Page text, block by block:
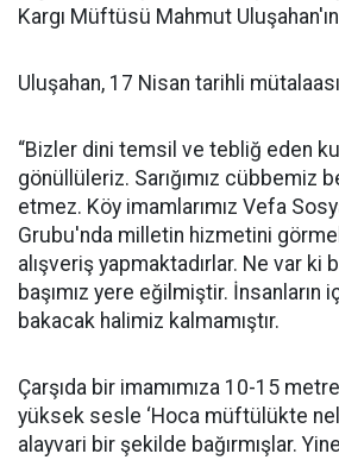
Kargı Müftüsü Mahmut Uluşahan'ın
Uluşahan, 17 Nisan tarihli
“Bizler dini temsil ve tebliğ eden
gönüllüleriz. Sarığımız cübbemiz
etmez. Köy imamlarımız Vefa
Grubu'nda milletin hizmetini
alışveriş yapmaktadırlar. Ne var ki
başımız yere eğilmiştir. İnsanların
bakacak halimiz kalmamıştır.
Çarşıda bir imamımıza 10-15
yüksek sesle ‘Hoca müftülükte
alayvari bir şekilde bağırmışlar.